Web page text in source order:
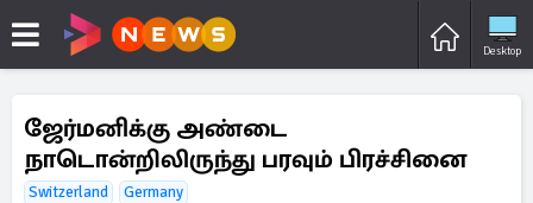
Desktop
ஜேர்மனிக்கு அண்டை
நாடொன்றிலிருந்து பரவும் பிரச்சினை
Switzerland
Germany